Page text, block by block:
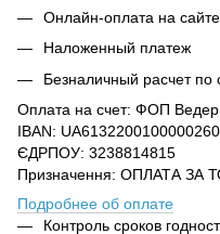
Онлайн-оплата на
Наложенный платеж
Безналичный расчет по
Оплата на счет: ФОП
IBAN:
ЄДРПОУ: 3238814815
Призначення: ОПЛАТА ЗА
Подробнее об оплате
Контроль сроков